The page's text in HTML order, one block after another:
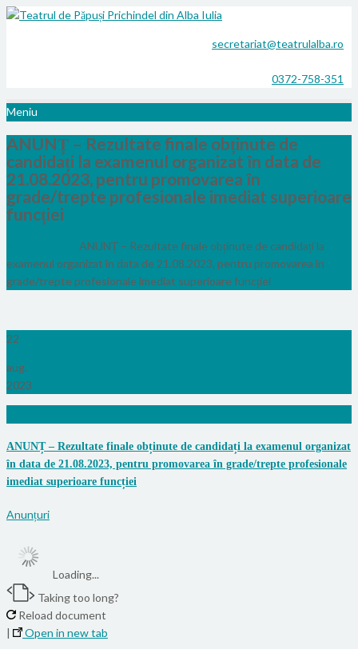
secretariat@teatrulalba.ro
0372-758-351
Meniu
ANUNȚ – Rezultate finale obținute de
candidați la examenul organizat în data de
21.08.2023, pentru promovarea în
grade/trepte profesionale imediat superioare
funcției
ANUNȚ – Rezultate finale obținute de candidați la
examenul organizat în data de 21.08.2023, pentru promovarea în
grade/trepte profesionale imediat superioare funcției
22
aug.
2023
ANUNȚ – Rezultate finale obținute de candidați la examenul organizat
în data de 21.08.2023, pentru promovarea în grade/trepte profesionale
imediat superioare funcției
Anunțuri
Loading...
Taking too long?
Reload document
|
Open in new tab